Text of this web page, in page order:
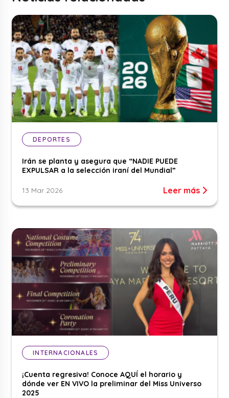
DEPORTES
Irán se planta y asegura que “NADIE PUEDE
EXPULSAR a la selección iraní del Mundial”
13 Mar 2026 Leer más
INTERNACIONALES
¡Cuenta regresiva! Conoce AQUÍ el horario y
dónde ver EN VIVO la preliminar del Miss Universo
2025